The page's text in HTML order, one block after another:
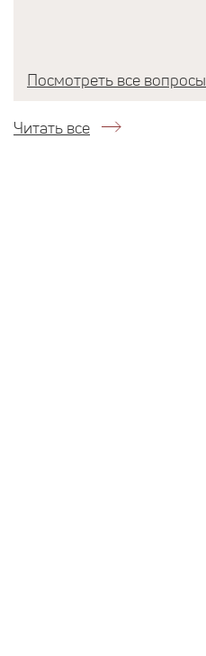
Посмотреть все вопросы
Читать все